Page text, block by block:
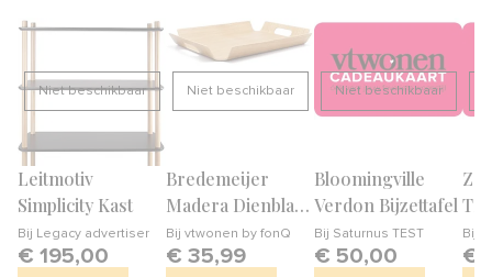
Niet beschikbaar
Leitmotiv
Simplicity Kast
Bij Legacy advertiser
€ 195,00
Niet beschikbaar
Bredemeijer
Madera Dienblad
L
Bij vtwonen by fonQ
€ 35,99
Niet beschikbaar
Bloomingville
Verdon Bijzettafel
Bij Saturnus TEST
€ 50,00
Bij
€